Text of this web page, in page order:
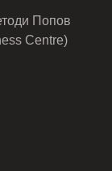
Попов
Centre)